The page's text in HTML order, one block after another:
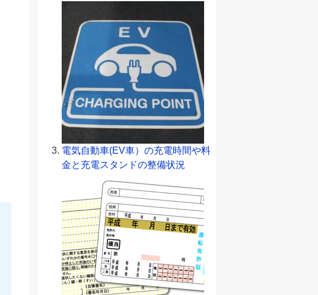
電気自動車(EV車）の充電時間や料
金と充電スタンドの整備状況